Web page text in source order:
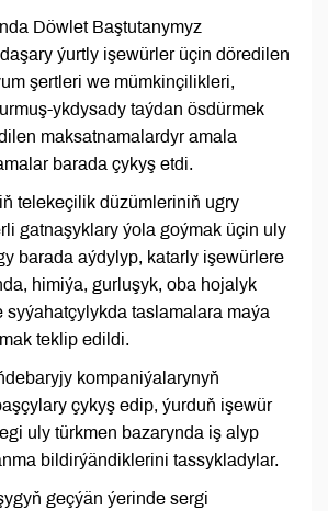
Döwlet Baştutanymyz
ýurtly işewürler üçin döredilen
şertleri we mümkinçilikleri,
ykdysady taýdan ösdürmek
maksatnamalardyr amala
barada çykyş etdi.
telekeçilik düzümleriniň ugry
gatnaşyklary ýola goýmak üçin uly
barada aýdylyp, katarly işewürlere
himiýa, gurluşyk, oba hojalyk
syýahatçylykda taslamalara maýa
teklip edildi.
kompaniýalarynyň
çykyş edip, ýurduň işewür
uly türkmen bazarynda iş alyp
bildirýändiklerini tassykladylar.
geçýän ýerinde sergi